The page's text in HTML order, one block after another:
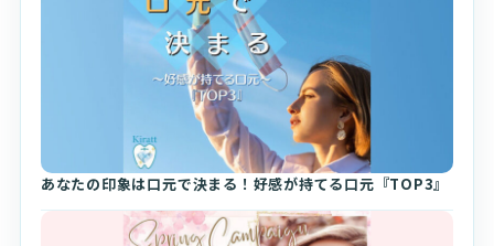
あなたの印象は口元で決まる！好感が持てる口元『TOP3』